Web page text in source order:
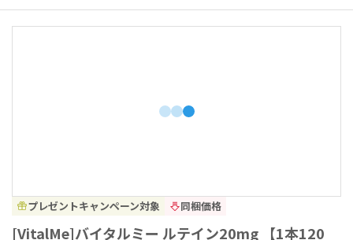
プレゼントキャンペーン対象 同梱価格
[VitalMe]バイタルミー ルテイン20mg 【1本120